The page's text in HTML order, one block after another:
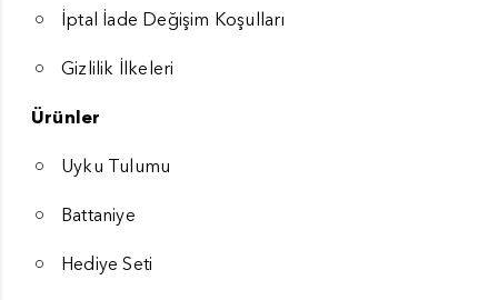
İptal İade Değişim Koşulları
Gizlilik İlkeleri
Ürünler
Uyku Tulumu
Battaniye
Hediye Seti